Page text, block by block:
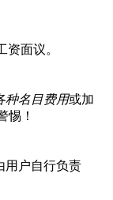
面议。
种名目费用或加
惕！
用户自行负责